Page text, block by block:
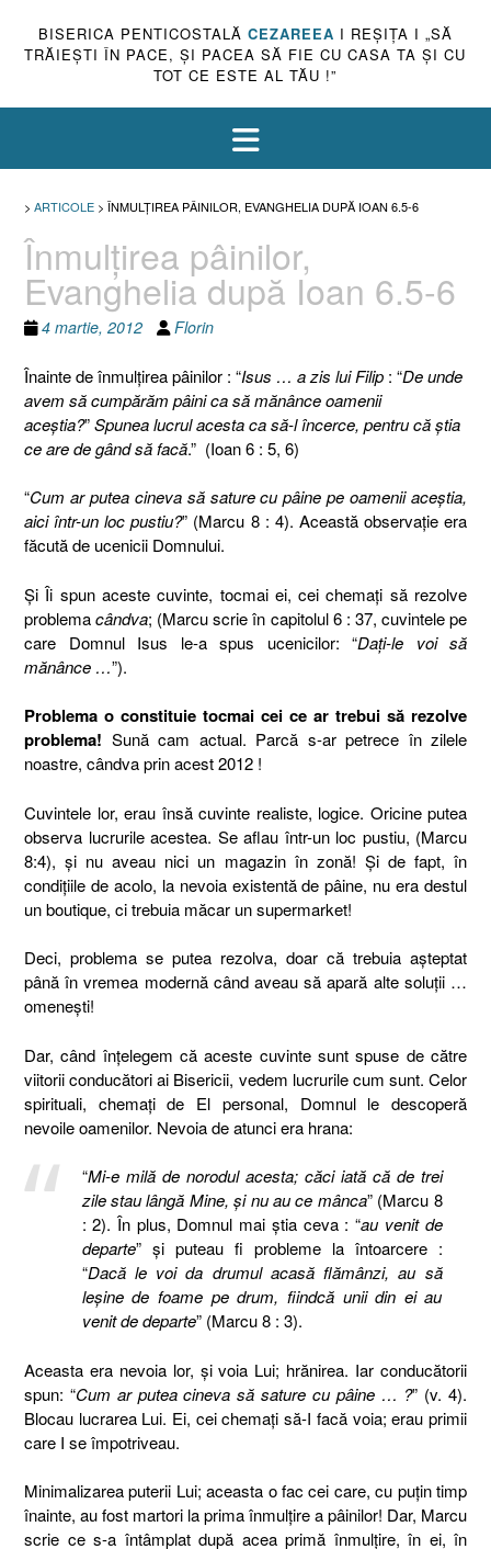
BISERICA PENTICOSTALĂ CEZAREEA I REŞIŢA I „SĂ
TRĂIEŞTI ÎN PACE, ŞI PACEA SĂ FIE CU CASA TA ŞI CU
TOT CE ESTE AL TĂU !”
> ARTICOLE > ÎNMULŢIREA PÂINILOR, EVANGHELIA DUPĂ IOAN 6.5-6
Înmulţirea pâinilor,
Evanghelia după Ioan 6.5-6
4 martie, 2012 Florin
Înainte de înmulţirea pâinilor : “Isus … a zis lui Filip : “De unde
avem să cumpărăm pâini ca să mănânce oamenii
aceştia?”Spunea lucrul acesta ca să-l încerce, pentru că ştia
ce are de gând să facă.” (Ioan 6 : 5, 6)
“Cum ar putea cineva să sature cu pâine pe oamenii aceştia,
aici într-un loc pustiu?” (Marcu 8 : 4). Această observaţie era
făcută de ucenicii Domnului.
Şi Îi spun aceste cuvinte, tocmai ei, cei chemaţi să rezolve
problemacândva; (Marcu scrie în capitolul 6 : 37, cuvintele pe
care Domnul Isus le-a spus ucenicilor: “Daţi-le voi să
mănânce …”).
Problema o constituie tocmai cei ce ar trebui să rezolve
problema! Sună cam actual. Parcă s-ar petrece în zilele
noastre, cândva prin acest 2012 !
Cuvintele lor, erau însă cuvinte realiste, logice. Oricine putea
observa lucrurile acestea. Se aflau într-un loc pustiu, (Marcu
8:4), şi nu aveau nici un magazin în zonă! Şi de fapt, în
condiţiile de acolo, la nevoia existentă de pâine, nu era destul
un boutique, ci trebuia măcar un supermarket!
Deci, problema se putea rezolva, doar că trebuia aşteptat
până în vremea modernă când aveau să apară alte soluţii …
omeneşti!
Dar, când înţelegem că aceste cuvinte sunt spuse de către
viitorii conducători ai Bisericii, vedem lucrurile cum sunt. Celor
spirituali, chemaţi de El personal, Domnul le descoperă
nevoile oamenilor. Nevoia de atunci era hrana:
“Mi-e milă de norodul acesta; căci iată că de trei
zile stau lângă Mine, şi nu au ce mânca” (Marcu 8
: 2). În plus, Domnul mai ştia ceva : “au venit de
departe” şi puteau fi probleme la întoarcere :
“Dacă le voi da drumul acasă flămânzi, au să
leşine de foame pe drum, fiindcă unii din ei au
venit de departe” (Marcu 8 : 3).
Aceasta era nevoia lor, şi voia Lui; hrănirea. Iar conducătorii
spun: “Cum ar putea cineva să sature cu pâine … ?” (v. 4).
Blocau lucrarea Lui. Ei, cei chemaţi să-I facă voia; erau primii
care I se împotriveau.
Minimalizarea puterii Lui; aceasta o fac cei care, cu puţin timp
înainte, au fost martori la prima înmulţire a pâinilor! Dar, Marcu
scrie ce s-a întâmplat după acea primă înmulţire, în ei, în